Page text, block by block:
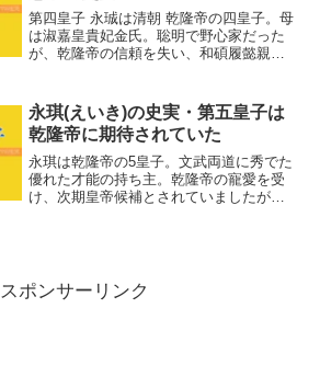
第四皇子 永珹は清朝 乾隆帝の四皇子。母
は淑嘉皇貴妃金氏。聡明で野心家だった
が、乾隆帝の信頼を失い、和碩履懿親王
で誤った人生を歩むところは共通してい
ます。
永琪(えいき)の史実・第五皇子は
乾隆帝に期待されていた
永琪は乾隆帝の5皇子。文武両道に秀でた
優れた才能の持ち主。乾隆帝の寵愛を受
け、次期皇帝候補とされていましたが、
スポンサーリンク